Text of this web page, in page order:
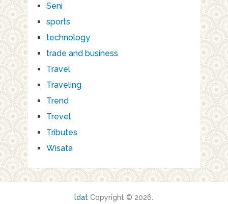
Seni
sports
technology
trade and business
Travel
Traveling
Trend
Trevel
Tributes
Wisata
ldat Copyright © 2026.